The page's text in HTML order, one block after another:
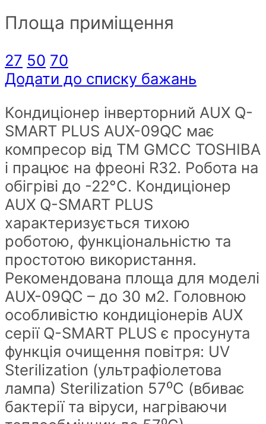
Q-
Plus
AUX-
спліт-
система
на
40
кв
метрів
до-22С
quantity
Площа приміщення
27 50 70
Додати до списку бажань
Кондиціонер інверторний AUX Q-
SMART PLUS AUX-09QC має
компресор від ТМ GMCC TOSHIBA
і працює на фреоні R32. Робота на
обігріві до -22°С. Кондиціонер
AUX Q-SMART PLUS
характеризується тихою
роботою, функціональністю та
простотою використання.
Рекомендована площа для моделі
AUX-09QC – до 30 м2. Головною
особливістю кондиціонерів AUX
серії Q-SMART PLUS є просунута
функція очищення повітря: UV
Sterilization (ультрафіолетова
лампа) Sterilization 57⁰С (вбиває
бактерії та віруси, нагріваючи